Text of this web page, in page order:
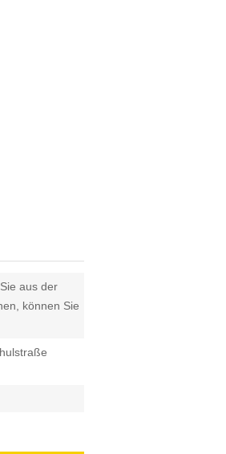
aus der
können Sie